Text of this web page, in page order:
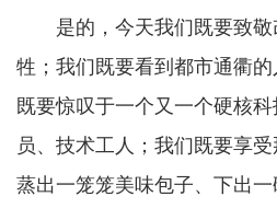
是的，今天我们既要致敬
牲；我们既要看到都市通衢
既要惊叹于一个又一个硬核
员、技术工人；我们既要享
蒸出一笼笼美味包子、下出